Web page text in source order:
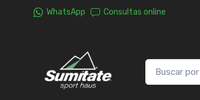
WhatsApp Consultas online